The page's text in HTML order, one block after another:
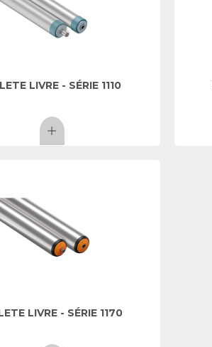
LIVRE - SÉRIE 1110
LIVRE - SÉRIE 1170